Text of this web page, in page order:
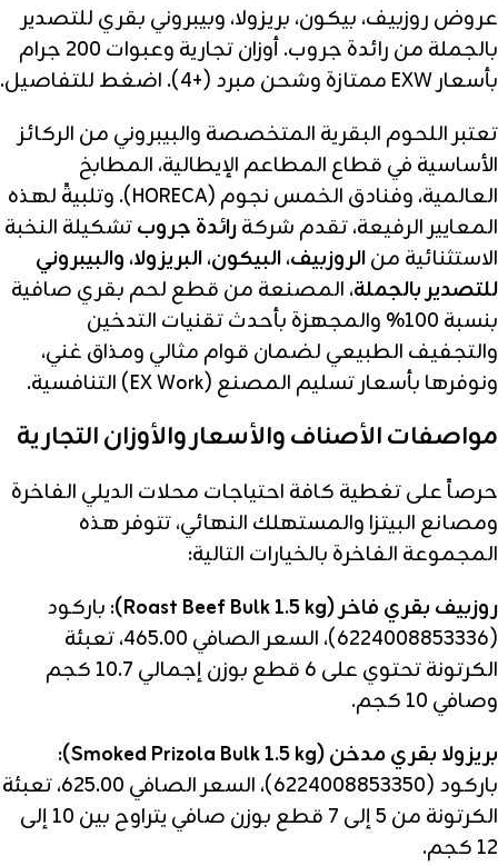
عروض روزبيف، بيكون، بريزولا، وبيبروني بقري للتصدير
بالجملة من رائدة جروب. أوزان تجارية وعبوات 200 جرام
بأسعار EXW ممتازة وشحن مبرد (+4). اضغط للتفاصيل.
تعتبر اللحوم البقرية المتخصصة والبيبروني من الركائز
الأساسية في قطاع المطاعم الإيطالية، المطابخ
العالمية، وفنادق الخمس نجوم (HORECA). وتلبيةً لهذه
المعايير الرفيعة، تقدم شركةرائدة جروبتشكيلة النخبة
الاستثنائية منالروزبيف، البيكون، البريزولا، والبيبروني
للتصدير بالجملة، المصنعة من قطع لحم بقري صافية
بنسبة 100% والمجهزة بأحدث تقنيات التدخين
والتجفيف الطبيعي لضمان قوام مثالي ومذاق غني،
ونوفرها بأسعار تسليم المصنع (EX Work) التنافسية.
مواصفات الأصناف والأسعار والأوزان التجارية
حرصاً على تغطية كافة احتياجات محلات الديلي الفاخرة
ومصانع البيتزا والمستهلك النهائي، تتوفر هذه
المجموعة الفاخرة بالخيارات التالية:
روزبيف بقري فاخر (Roast Beef Bulk 1.5 kg):
باركود
(6224008853336)، السعر الصافي 465.00، تعبئة
الكرتونة تحتوي على 6 قطع بوزن إجمالي 10.7 كجم
وصافي 10 كجم.
بريزولا بقري مدخن (Smoked Prizola Bulk 1.5 kg):
باركود (6224008853350)، السعر الصافي 625.00، تعبئة
الكرتونة من 5 إلى 7 قطع بوزن صافي يتراوح بين 10 إلى
12 كجم.